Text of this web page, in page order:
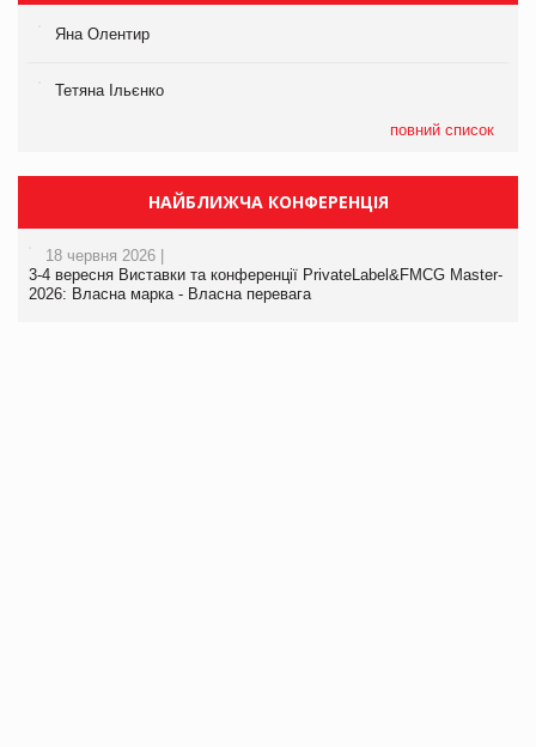
Яна Олентир
Тетяна Ільєнко
повний список
НАЙБЛИЖЧА КОНФЕРЕНЦІЯ
18 червня 2026 |
3-4 вересня Виставки та конференції PrivateLabel&FMCG Master-
2026: Власна марка - Власна перевага